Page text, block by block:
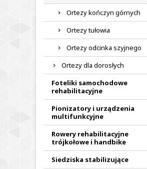
Ortezy kończyn górnych
Ortezy tułowia
Ortezy odcinka szyjnego
Ortezy dla dorosłych
Foteliki samochodowe
rehabilitacyjne
Pionizatory i urządzenia
multifunkcyjne
Rowery rehabilitacyjne
trójkołowe i handbike
Siedziska stabilizujące